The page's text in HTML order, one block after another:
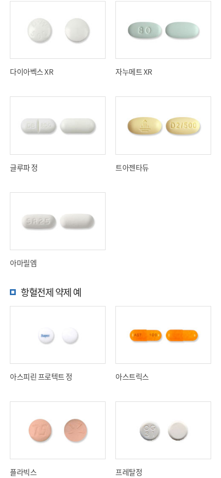
다이아벡스 XR 자누메트 XR
글루파 정 트아젠타듀
아마릴엠
항혈전제 약제 예
아스피린 프로텍트 정 아스트릭스
플라빅스 프레탈정